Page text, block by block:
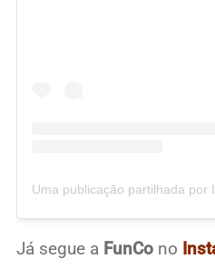
Já segue a FunCono